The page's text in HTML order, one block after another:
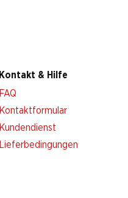
Kontakt & Hilfe
FAQ
Kontaktformular
Kundendienst
Lieferbedingungen